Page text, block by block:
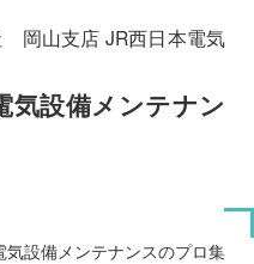
岡山支店 JR西日本電気
気設備メンテナン
設備メンテナンスのプロ集